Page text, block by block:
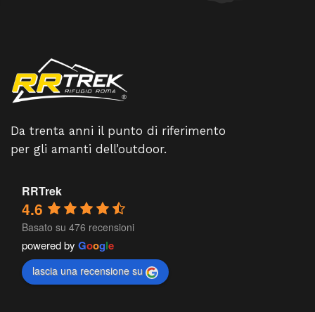
Da trenta anni il punto di riferimento
per gli amanti dell’outdoor.
RRTrek
4.6
Basato su 476 recensioni
powered by Google
lascia una recensione su